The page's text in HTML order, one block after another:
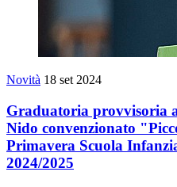
Novità 18 set 2024
Graduatoria provvisoria
Nido convenzionato
Primavera Scuola
2024/2025